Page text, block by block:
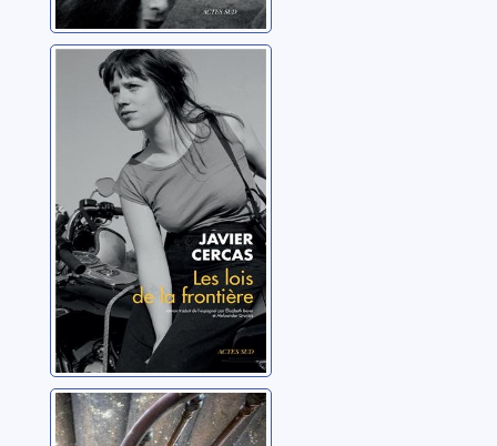
Les lois de la
frontière
Cercas, Javier
Le mobile